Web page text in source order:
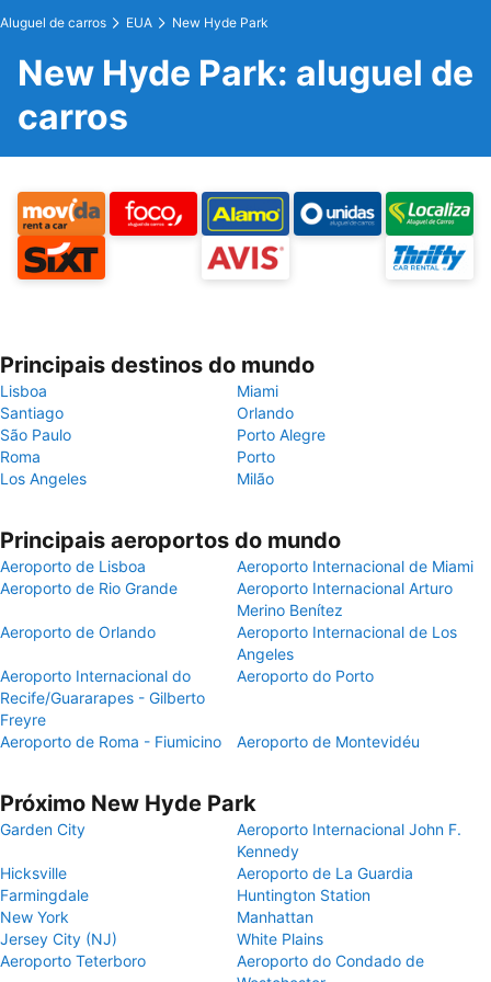
Aluguel de carros EUA New Hyde Park
New Hyde Park: aluguel de
carros
Principais destinos do mundo
Lisboa
Miami
Santiago
Orlando
São Paulo
Porto Alegre
Roma
Porto
Los Angeles
Milão
Principais aeroportos do mundo
Aeroporto de Lisboa
Aeroporto Internacional de Miami
Aeroporto de Rio Grande
Aeroporto Internacional Arturo
Merino Benítez
Aeroporto de Orlando
Aeroporto Internacional de Los
Angeles
Aeroporto Internacional do
Recife/Guararapes - Gilberto
Freyre
Aeroporto do Porto
Aeroporto de Roma - Fiumicino Aeroporto de Montevidéu
Próximo New Hyde Park
Garden City
Aeroporto Internacional John F.
Kennedy
Hicksville
Aeroporto de La Guardia
Farmingdale
Huntington Station
New York
Manhattan
Jersey City (NJ)
White Plains
Aeroporto Teterboro
Aeroporto do Condado de